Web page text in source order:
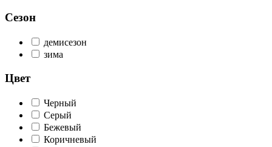
Сезон
демисезон
зима
Цвет
Черный
Серый
Бежевый
Коричневый